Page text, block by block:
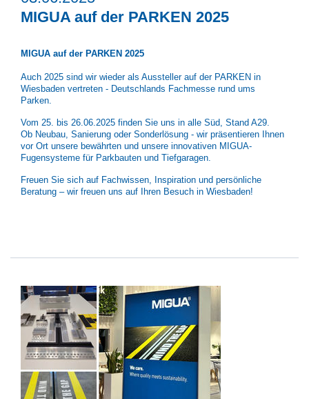
MIGUA auf der PARKEN 2025
MIGUA auf der PARKEN 2025
Auch 2025 sind wir wieder als Aussteller auf der PARKEN in
Wiesbaden vertreten - Deutschlands Fachmesse rund ums
Parken.
Vom 25. bis 26.06.2025 finden Sie uns in alle Süd, Stand A29.
Ob Neubau, Sanierung oder Sonderlösung - wir präsentieren Ihnen
vor Ort unsere bewährten und unsere innovativen MIGUA-
Fugensysteme für Parkbauten und Tiefgaragen.
Freuen Sie sich auf Fachwissen, Inspiration und persönliche
Beratung – wir freuen uns auf Ihren Besuch in Wiesbaden!